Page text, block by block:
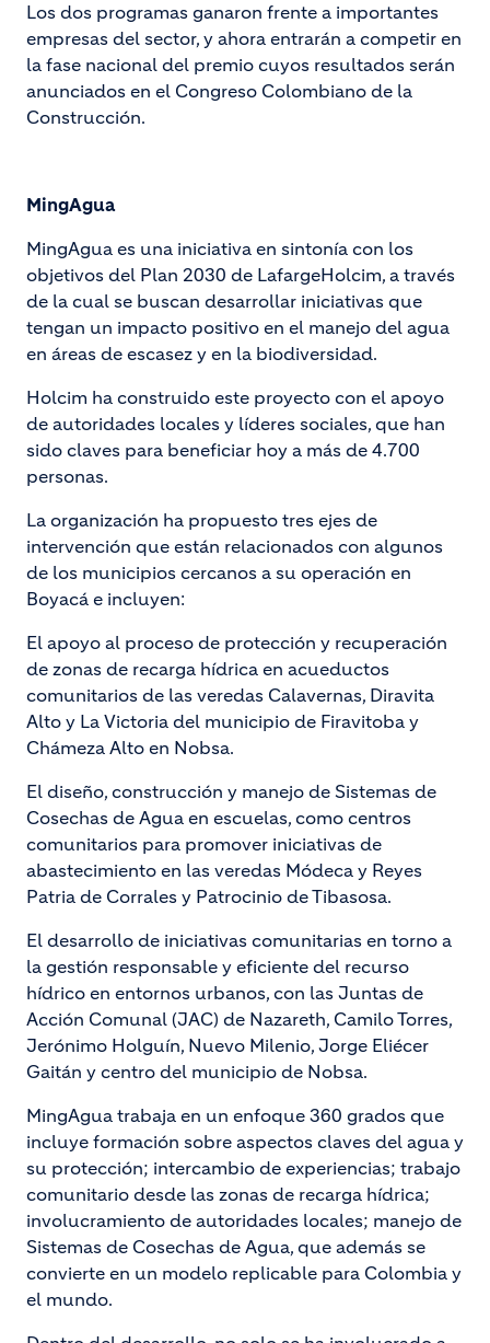
Los dos programas ganaron frente a importantes
empresas del sector, y ahora entrarán a competir en
la fase nacional del premio cuyos resultados serán
anunciados en el Congreso Colombiano de la
Construcción.
MingAgua
MingAgua es una iniciativa en sintonía con los
objetivos del Plan 2030 de LafargeHolcim, a través
de la cual se buscan desarrollar iniciativas que
tengan un impacto positivo en el manejo del agua
en áreas de escasez y en la biodiversidad.
Holcim ha construido este proyecto con el apoyo
de autoridades locales y líderes sociales, que han
sido claves para beneficiar hoy a más de 4.700
personas.
La organización ha propuesto tres ejes de
intervención que están relacionados con algunos
de los municipios cercanos a su operación en
Boyacá e incluyen:
El apoyo al proceso de protección y recuperación
de zonas de recarga hídrica en acueductos
comunitarios de las veredas Calavernas, Diravita
Alto y La Victoria del municipio de Firavitoba y
Chámeza Alto en Nobsa.
El diseño, construcción y manejo de Sistemas de
Cosechas de Agua en escuelas, como centros
comunitarios para promover iniciativas de
abastecimiento en las veredas Módeca y Reyes
Patria de Corrales y Patrocinio de Tibasosa.
El desarrollo de iniciativas comunitarias en torno a
la gestión responsable y eficiente del recurso
hídrico en entornos urbanos, con las Juntas de
Acción Comunal (JAC) de Nazareth, Camilo Torres,
Jerónimo Holguín, Nuevo Milenio, Jorge Eliécer
Gaitán y centro del municipio de Nobsa.
MingAgua trabaja en un enfoque 360 grados que
incluye formación sobre aspectos claves del agua y
su protección; intercambio de experiencias; trabajo
comunitario desde las zonas de recarga hídrica;
involucramiento de autoridades locales; manejo de
Sistemas de Cosechas de Agua, que además se
convierte en un modelo replicable para Colombia y
el mundo.